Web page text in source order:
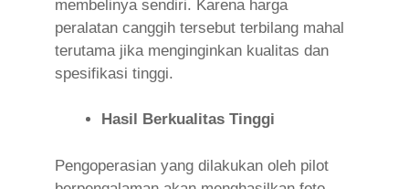
membelinya sendiri. Karena harga
peralatan canggih tersebut terbilang mahal
terutama jika menginginkan kualitas dan
spesifikasi tinggi.
Hasil Berkualitas Tinggi
Pengoperasian yang dilakukan oleh pilot